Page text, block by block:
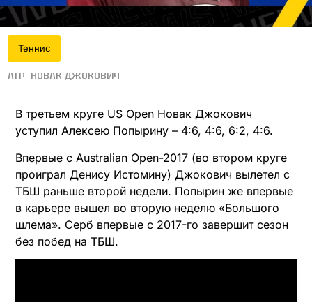
Теннис
ATP Новак Джокович
В третьем круге US Open Новак Джокович
уступил Алексею Попырину – 4:6, 4:6, 6:2, 4:6.
Впервые с Australian Open-2017 (во втором круге
проиграл Денису Истомину) Джокович вылетел с
ТБШ раньше второй недели. Попырин же впервые
в карьере вышел во вторую неделю «Большого
шлема». Серб впервые с 2017-го завершит сезон
без побед на ТБШ.